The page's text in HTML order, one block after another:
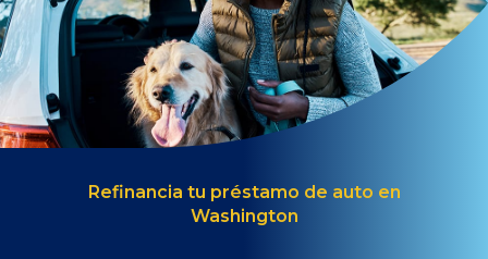
Refinancia tu préstamo de auto en
Washington